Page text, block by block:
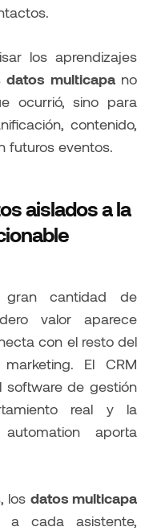
los aprendizajes
datos multicapano
ocurrió, sino para
contenido,
futuros eventos.
aislados a la
gran cantidad de
valor aparece
con el resto del
El CRM
software de gestión
real y la
aporta
los datos multicapa
a cada asistente,